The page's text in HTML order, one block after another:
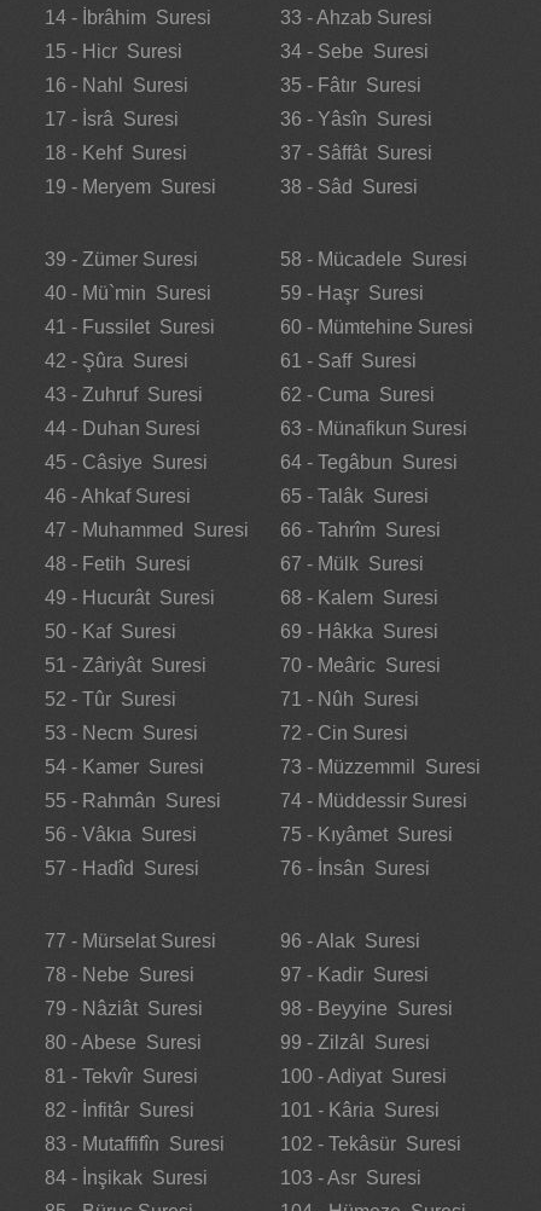
14 - İbrâhim Suresi
15 - Hicr Suresi
16 - Nahl Suresi
17 - İsrâ Suresi
18 - Kehf Suresi
19 - Meryem Suresi
33 - Ahzab Suresi
34 - Sebe Suresi
35 - Fâtır Suresi
36 - Yâsîn Suresi
37 - Sâffât Suresi
38 - Sâd Suresi
39 - Zümer Suresi
40 - Mü`min Suresi
41 - Fussilet Suresi
42 - Şûra Suresi
43 - Zuhruf Suresi
44 - Duhan Suresi
45 - Câsiye Suresi
46 - Ahkaf Suresi
47 - Muhammed Suresi
48 - Fetih Suresi
49 - Hucurât Suresi
50 - Kaf Suresi
51 - Zâriyât Suresi
52 - Tûr Suresi
53 - Necm Suresi
54 - Kamer Suresi
55 - Rahmân Suresi
56 - Vâkıa Suresi
57 - Hadîd Suresi
58 - Mücadele Suresi
59 - Haşr Suresi
60 - Mümtehine Suresi
61 - Saff Suresi
62 - Cuma Suresi
63 - Münafikun Suresi
64 - Tegâbun Suresi
65 - Talâk Suresi
66 - Tahrîm Suresi
67 - Mülk Suresi
68 - Kalem Suresi
69 - Hâkka Suresi
70 - Meâric Suresi
71 - Nûh Suresi
72 - Cin Suresi
73 - Müzzemmil Suresi
74 - Müddessir Suresi
75 - Kıyâmet Suresi
76 - İnsân Suresi
77 - Mürselat Suresi
78 - Nebe Suresi
79 - Nâziât Suresi
80 - Abese Suresi
81 - Tekvîr Suresi
82 - İnfitâr Suresi
83 - Mutaffifîn Suresi
84 - İnşikak Suresi
96 - Alak Suresi
97 - Kadir Suresi
98 - Beyyine Suresi
99 - Zilzâl Suresi
100 - Adiyat Suresi
101 - Kâria Suresi
102 - Tekâsür Suresi
103 - Asr Suresi